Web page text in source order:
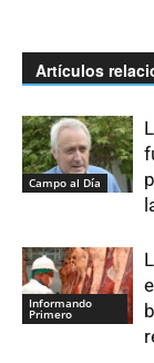
Artículos
Campo al Día
Informando
Primero